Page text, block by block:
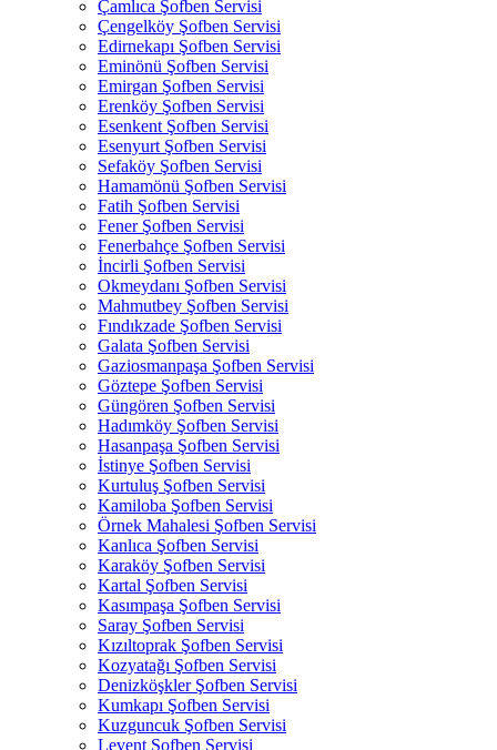
Çamlıca Şofben Servisi
Çengelköy Şofben Servisi
Edirnekapı Şofben Servisi
Eminönü Şofben Servisi
Emirgan Şofben Servisi
Erenköy Şofben Servisi
Esenkent Şofben Servisi
Esenyurt Şofben Servisi
Sefaköy Şofben Servisi
Hamamönü Şofben Servisi
Fatih Şofben Servisi
Fener Şofben Servisi
Fenerbahçe Şofben Servisi
İncirli Şofben Servisi
Okmeydanı Şofben Servisi
Mahmutbey Şofben Servisi
Fındıkzade Şofben Servisi
Galata Şofben Servisi
Gaziosmanpaşa Şofben Servisi
Göztepe Şofben Servisi
Güngören Şofben Servisi
Hadımköy Şofben Servisi
Hasanpaşa Şofben Servisi
İstinye Şofben Servisi
Kurtuluş Şofben Servisi
Kamiloba Şofben Servisi
Örnek Mahalesi Şofben Servisi
Kanlıca Şofben Servisi
Karaköy Şofben Servisi
Kartal Şofben Servisi
Kasımpaşa Şofben Servisi
Saray Şofben Servisi
Kızıltoprak Şofben Servisi
Kozyatağı Şofben Servisi
Denizköşkler Şofben Servisi
Kumkapı Şofben Servisi
Kuzguncuk Şofben Servisi
Levent Şofben Servisi